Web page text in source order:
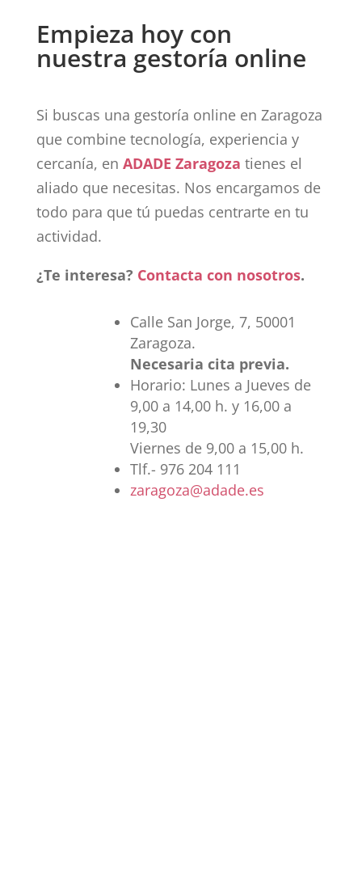
Empieza hoy con
nuestra gestoría online
Si buscas una gestoría online en Zaragoza
que combine tecnología, experiencia y
cercanía, en ADADE Zaragoza tienes el
aliado que necesitas. Nos encargamos de
todo para que tú puedas centrarte en tu
actividad.
¿Te interesa? Contacta con nosotros.
Calle San Jorge, 7, 50001
Zaragoza.
Necesaria cita previa.
Horario: Lunes a Jueves de
9,00 a 14,00 h. y 16,00 a
19,30
Viernes de 9,00 a 15,00 h.
Tlf.- 976 204 111
zaragoza@adade.es